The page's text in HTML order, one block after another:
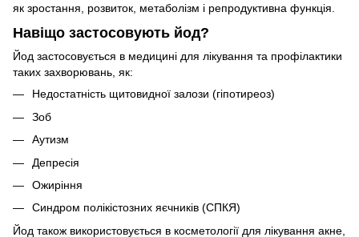
як зростання, розвиток, метаболізм і репродуктивна функція.
Навіщо застосовують йод?
Йод застосовується в медицині для лікування та профілактики
таких захворювань, як:
Недостатність щитовидної залози (гіпотиреоз)
Зоб
Аутизм
Депресія
Ожиріння
Синдром полікістозних яєчників (СПКЯ)
Йод також використовується в косметології для лікування акне,